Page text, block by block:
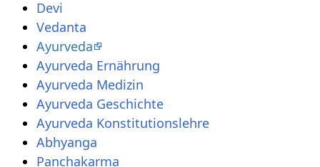
Devi
Vedanta
Ayurveda
Ayurveda Ernährung
Ayurveda Medizin
Ayurveda Geschichte
Ayurveda Konstitutionslehre
Abhyanga
Panchakarma